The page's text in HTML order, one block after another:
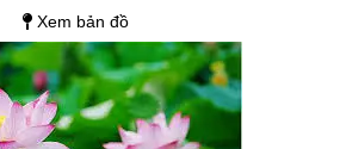
Xem bản đồ